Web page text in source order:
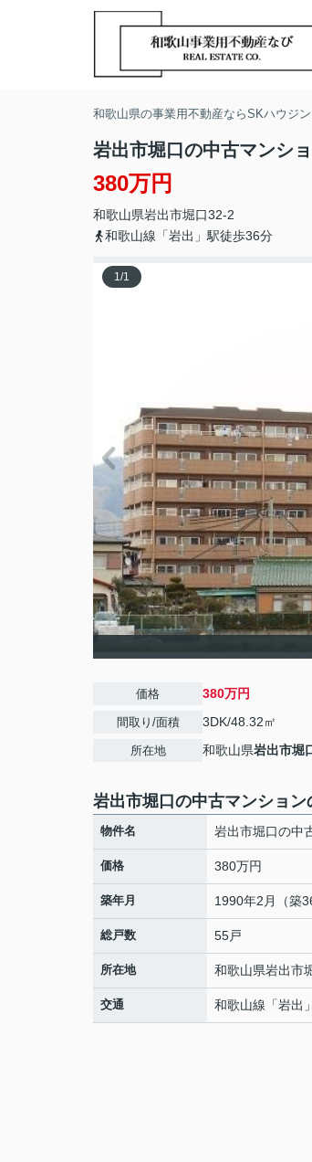
和歌山県の事業用不動産ならSKハウジ
岩出市堀口の中古マンシ
380万円
和歌山県岩出市堀口32-2
和歌山線「岩出」駅徒歩36分
1/1
価格 380万円
間取り/面積 3DK/48.32㎡
所在地 和歌山県岩出市堀
岩出市堀口の中古マンション
物件名 岩出市堀口の中
価格 380万円
築年月 1990年2月（築
総戸数 55戸
所在地 和歌山県岩出市
交通 和歌山線 「岩出